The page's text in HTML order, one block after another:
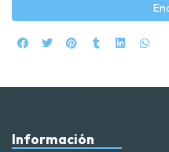
Información